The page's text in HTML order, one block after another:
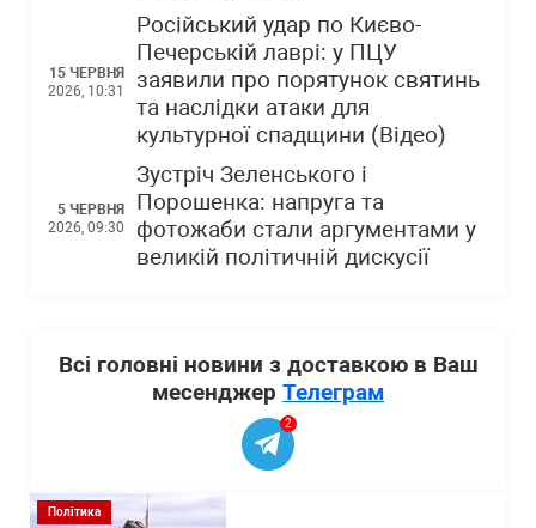
15 ЧЕРВНЯ
2026, 10:31
Російський удар по Києво-
Печерській лаврі: у ПЦУ
заявили про порятунок святинь
та наслідки атаки для
культурної спадщини (Відео)
5 ЧЕРВНЯ
2026, 09:30
Зустріч Зеленського і
Порошенка: напруга та
фотожаби стали аргументами у
великій політичній дискусії
Всі головні новини з доставкою в Ваш
месенджер Телеграм
2
Політика